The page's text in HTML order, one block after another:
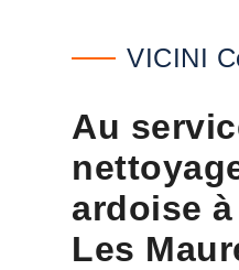
VICINI
Au
ardoise
Les